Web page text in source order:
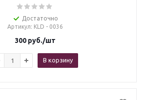
Достаточно
Артикул: KLD - 0036
300руб./шт
В корзину